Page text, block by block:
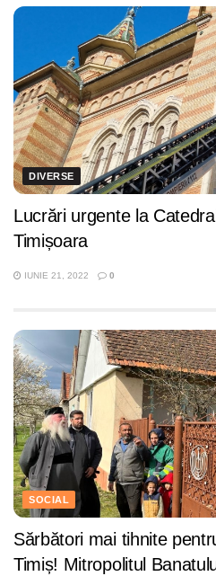
DIVERSE
Lucrări urgente la
Timișoara
IUNIE 21, 2022 0
SOCIAL
Sărbători mai tihnite
Timiș! Mitropolitul